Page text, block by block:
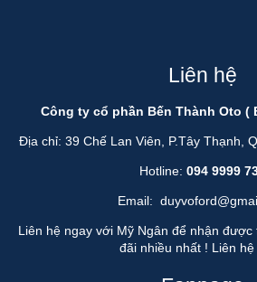
Liên hệ
Công ty cổ phần Bến Thành Oto (
Địa chỉ: 39 Chế Lan Viên, P.Tây Thạnh,
Hotline: 094 9999
Email:
Liên hệ ngay với Mỹ Ngân để nhận
đãi nhiều nhất ! Liên